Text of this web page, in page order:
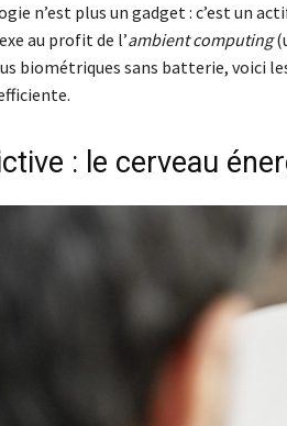
n’est plus un gadget : c’est un
au profit de l’ambient computing
biométriques sans batterie, voici
: le cerveau